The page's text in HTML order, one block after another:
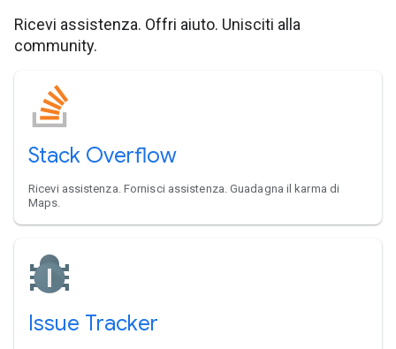
Ricevi assistenza. Offri aiuto. Unisciti alla
community.
Stack Overflow
Ricevi assistenza. Fornisci assistenza. Guadagna il karma di
Maps.
Issue Tracker